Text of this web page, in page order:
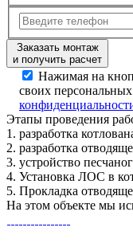
Заказать монтаж
и получить расчет
Нажимая на
своих
Этапы проведения
1. разработка
2. разработка
3. устройство
4. Установка ЛОС в
5. Прокладка
На этом объекте мы